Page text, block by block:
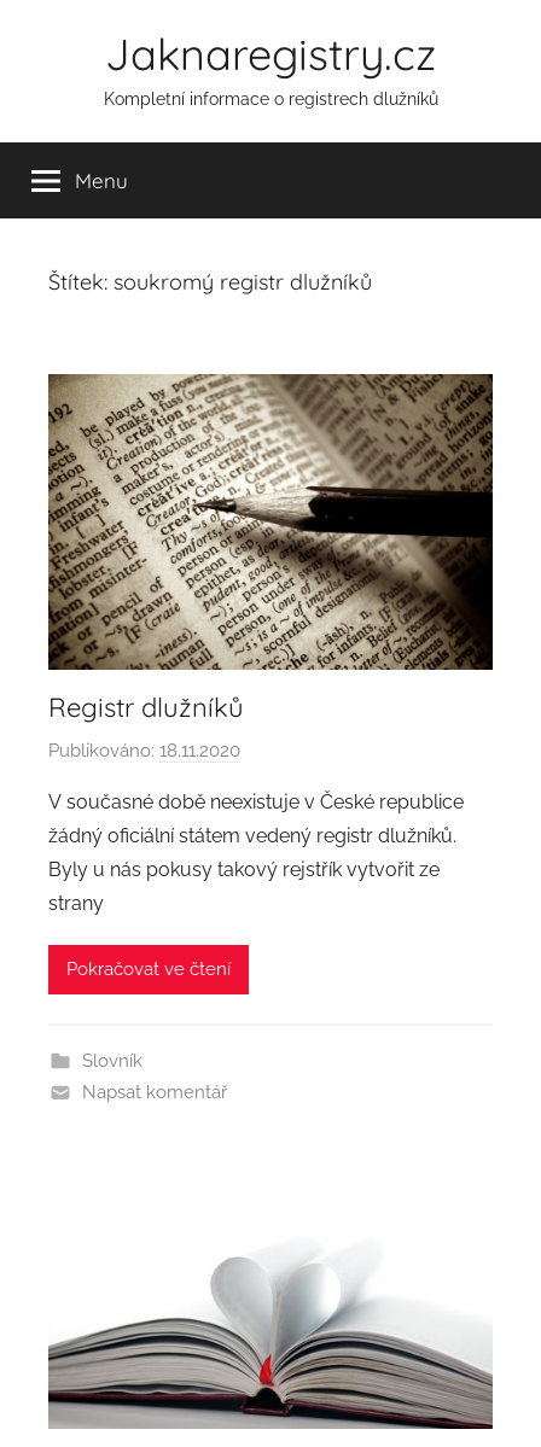
Jaknaregistry.cz
Kompletní informace o registrech dlužníků
Menu
Štítek: soukromý registr dlužníků
Registr dlužníků
Publikováno: 18.11.2020
t
o
r
m
V současné době neexistuje v České republice
žádný oficiální státem vedený registr dlužníků.
Byly u nás pokusy takový rejstřík vytvořit ze
strany
Pokračovat ve čtení
Slovník
Napsat komentář